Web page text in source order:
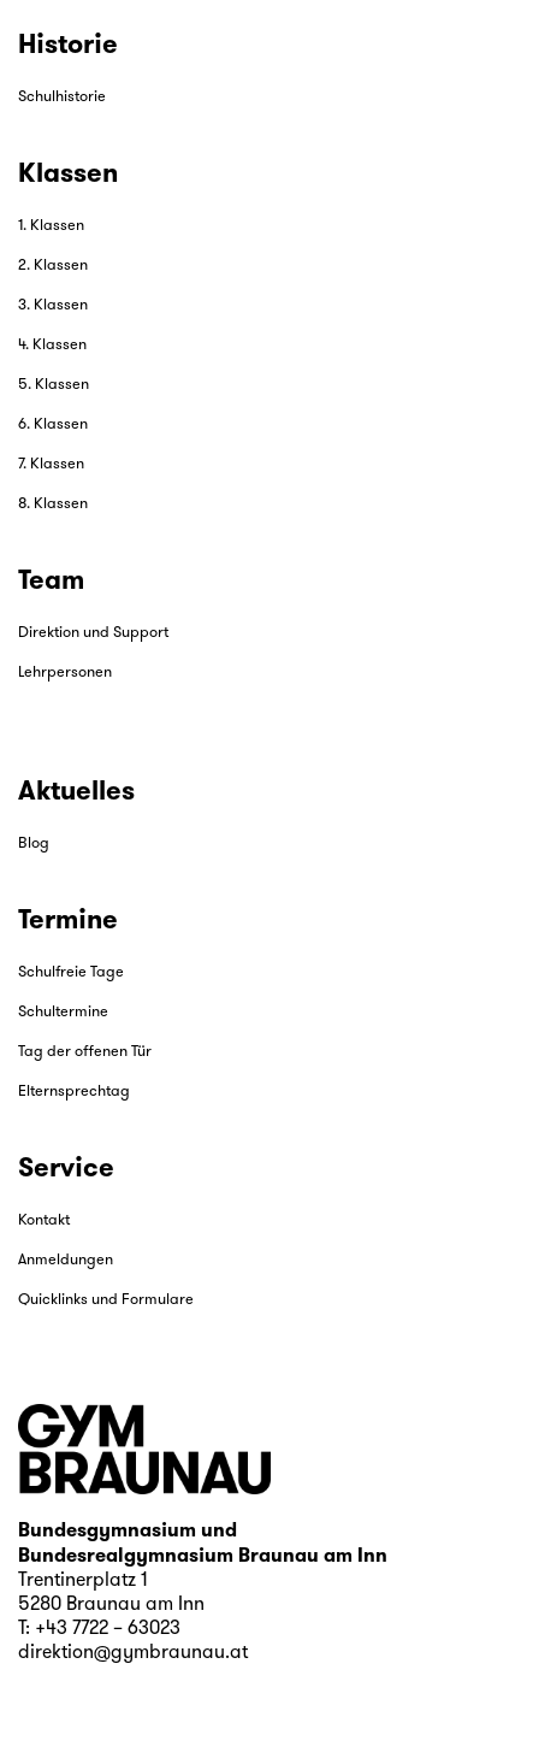
Historie
Schulhistorie
Klassen
1. Klassen
2. Klassen
3. Klassen
4. Klassen
5. Klassen
6. Klassen
7. Klassen
8. Klassen
Team
Direktion und Support
Lehrpersonen
Aktuelles
Blog
Termine
Schulfreie Tage
Schultermine
Tag der offenen Tür
Elternsprechtag
Service
Kontakt
Anmeldungen
Quicklinks und Formulare
Bundesgymnasium und
Bundesrealgymnasium Braunau am Inn
Trentinerplatz 1
5280 Braunau am Inn
T: +43 7722 – 63023
direktion@gymbraunau.at